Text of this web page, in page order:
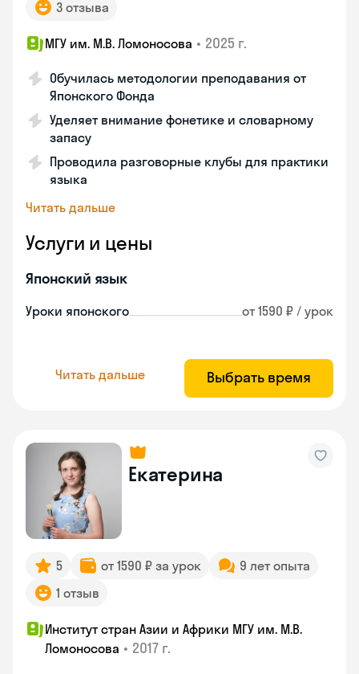
3 отзыва
МГУ им. М.В. Ломоносова • 2025 г.
Обучилась методологии преподавания от
Японского Фонда
Уделяет внимание фонетике и словарному
запасу
Проводила разговорные клубы для практики
языка
Читать дальше
Услуги и цены
Японский язык
Уроки японского от 1590 ₽ / урок
Читать дальше Выбрать время
Екатерина
5 от 1590 ₽ за урок
9 лет опыта
1 отзыв
Институт стран Азии и Африки МГУ им. М.В.
Ломоносова • 2017 г.